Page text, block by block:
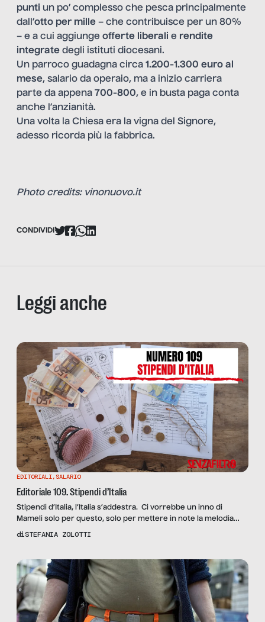
punti un po’ complesso che pesca principalmente
dall’otto per mille – che contribuisce per un 80%
– e a cui aggiunge offerte liberali e rendite
integrate degli istituti diocesani.
Un parroco guadagna circa 1.200-1.300 euro al
mese, salario da operaio, ma a inizio carriera
parte da appena 700-800, e in busta paga conta
anche l’anzianità.
Una volta la Chiesa era la vigna del Signore,
adesso ricorda più la fabbrica.
Photo credits: vinonuovo.it
CONDIVIDI
Leggi anche
EDITORIALI, SALARIO
Editoriale 109. Stipendi d’Italia
Stipendi d’Italia, l’Italia s’addestra. Ci vorrebbe un inno di
Mameli solo per questo, solo per mettere in note la melodia
stonatissima del nostro ritardo, per invitare tutti a riflettere su
cambiare, allenarsi a vedere […]
diSTEFANIA ZOLOTTI